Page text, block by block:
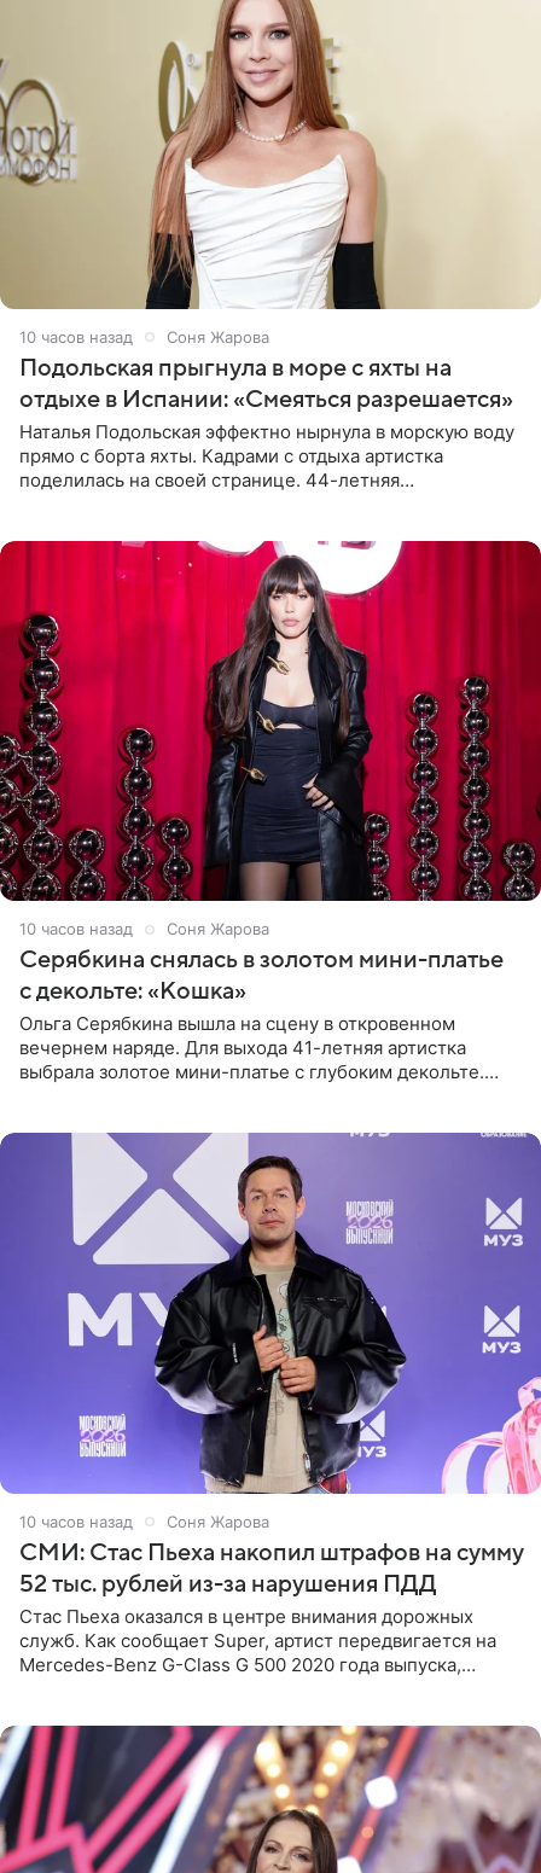
10 часов назад Соня Жарова
Подольская прыгнула в море с яхты на
отдыхе в Испании: «Смеяться разрешается»
Наталья Подольская эффектно нырнула в морскую воду
прямо с борта яхты. Кадрами с отдыха артистка
поделилась на своей странице. 44-летняя
10 часов назад Соня Жарова
Серябкина снялась в золотом мини-платье
с декольте: «Кошка»
Ольга Серябкина вышла на сцену в откровенном
вечернем наряде. Для выхода 41-летняя артистка
выбрала золотое мини-платье с глубоким декольте.
10 часов назад Соня Жарова
СМИ: Стас Пьеха накопил штрафов на сумму
52 тыс. рублей из-за нарушения ПДД
Стас Пьеха оказался в центре внимания дорожных
служб. Как сообщает Super, артист передвигается на
Mercedes-Benz G-Class G 500 2020 года выпуска,